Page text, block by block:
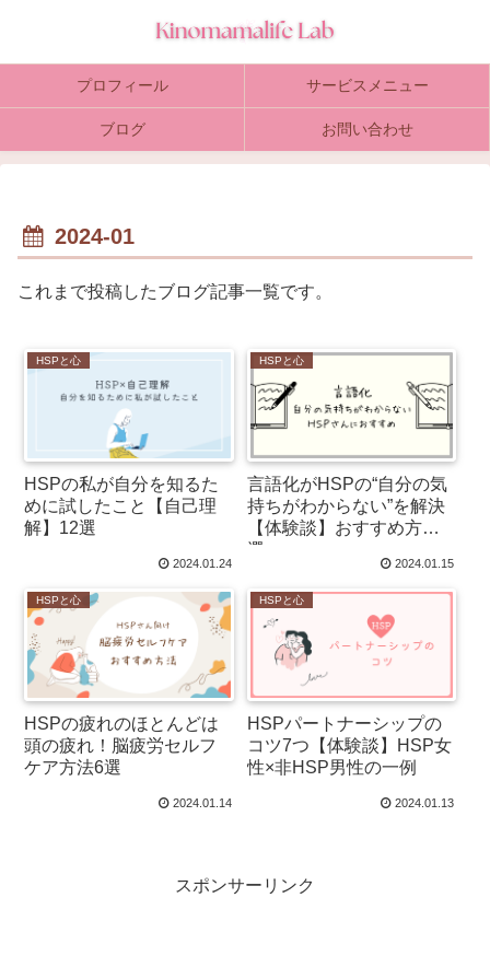
プロフィール サービスメニュー
ブログ お問い合わせ
2024-01
これまで投稿したブログ記事一覧です。
HSPと心
HSPの私が自分を知るた
めに試したこと【自己理
解】12選
2024.01.24
HSPと心
言語化がHSPの“自分の気
持ちがわからない”を解決
【体験談】おすすめ方法3
選
2024.01.15
HSPと心
HSPの疲れのほとんどは
頭の疲れ！脳疲労セルフ
ケア方法6選
2024.01.14
HSPと心
HSPパートナーシップの
コツ7つ【体験談】HSP女
性×非HSP男性の一例
2024.01.13
スポンサーリンク